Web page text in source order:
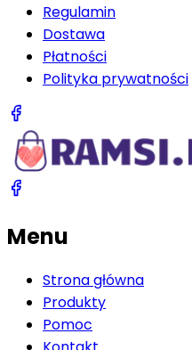
Regulamin
Dostawa
Płatności
Polityka prywatności
Menu
Strona główna
Produkty
Pomoc